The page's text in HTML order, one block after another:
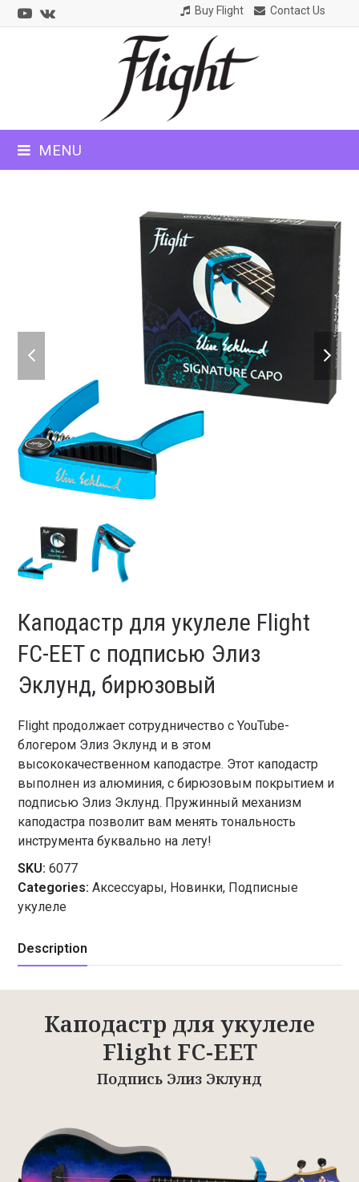
Youtube
VK Buy Flight Contact Us
MENU
slide
next
slide
Каподастр для укулеле Flight
FC-EET с подписью Элиз
Эклунд, бирюзовый
Flight продолжает сотрудничество с YouTube-
блогером Элиз Эклунд и в этом
высококачественном каподастре. Этот каподастр
выполнен из алюминия, с бирюзовым покрытием и
подписью Элиз Эклунд. Пружинный механизм
каподастра позволит вам менять тональность
инструмента буквально на лету!
SKU: 6077
Categories: Аксессуары, Новинки, Подписные
укулеле
Description
Каподастр для укулеле
Flight FC-EET
Подпись Элиз Эклунд